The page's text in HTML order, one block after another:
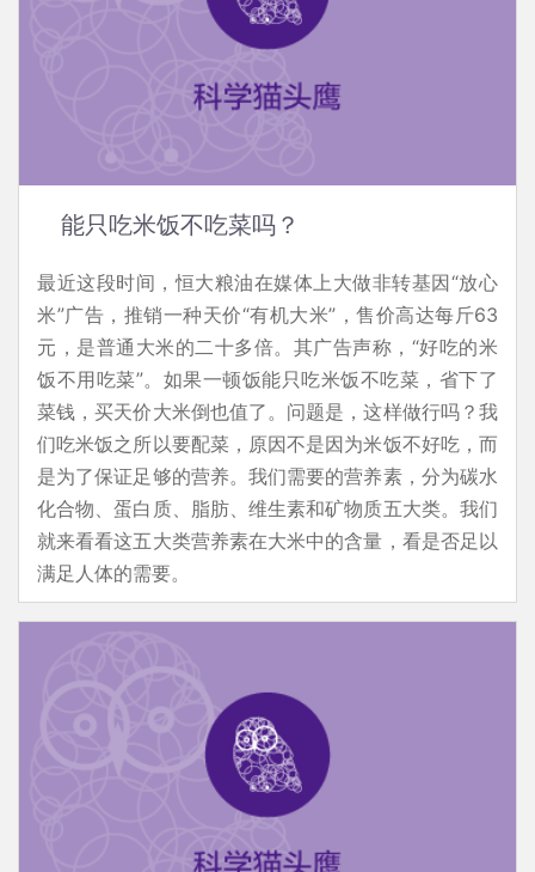
能只吃米饭不吃菜吗？
最近这段时间，恒大粮油在媒体上大做非转基因“放心
米”广告，推销一种天价“有机大米”，售价高达每斤63
元，是普通大米的二十多倍。其广告声称，“好吃的米
饭不用吃菜”。如果一顿饭能只吃米饭不吃菜，省下了
菜钱，买天价大米倒也值了。问题是，这样做行吗？我
们吃米饭之所以要配菜，原因不是因为米饭不好吃，而
是为了保证足够的营养。我们需要的营养素，分为碳水
化合物、蛋白质、脂肪、维生素和矿物质五大类。我们
就来看看这五大类营养素在大米中的含量，看是否足以
满足人体的需要。